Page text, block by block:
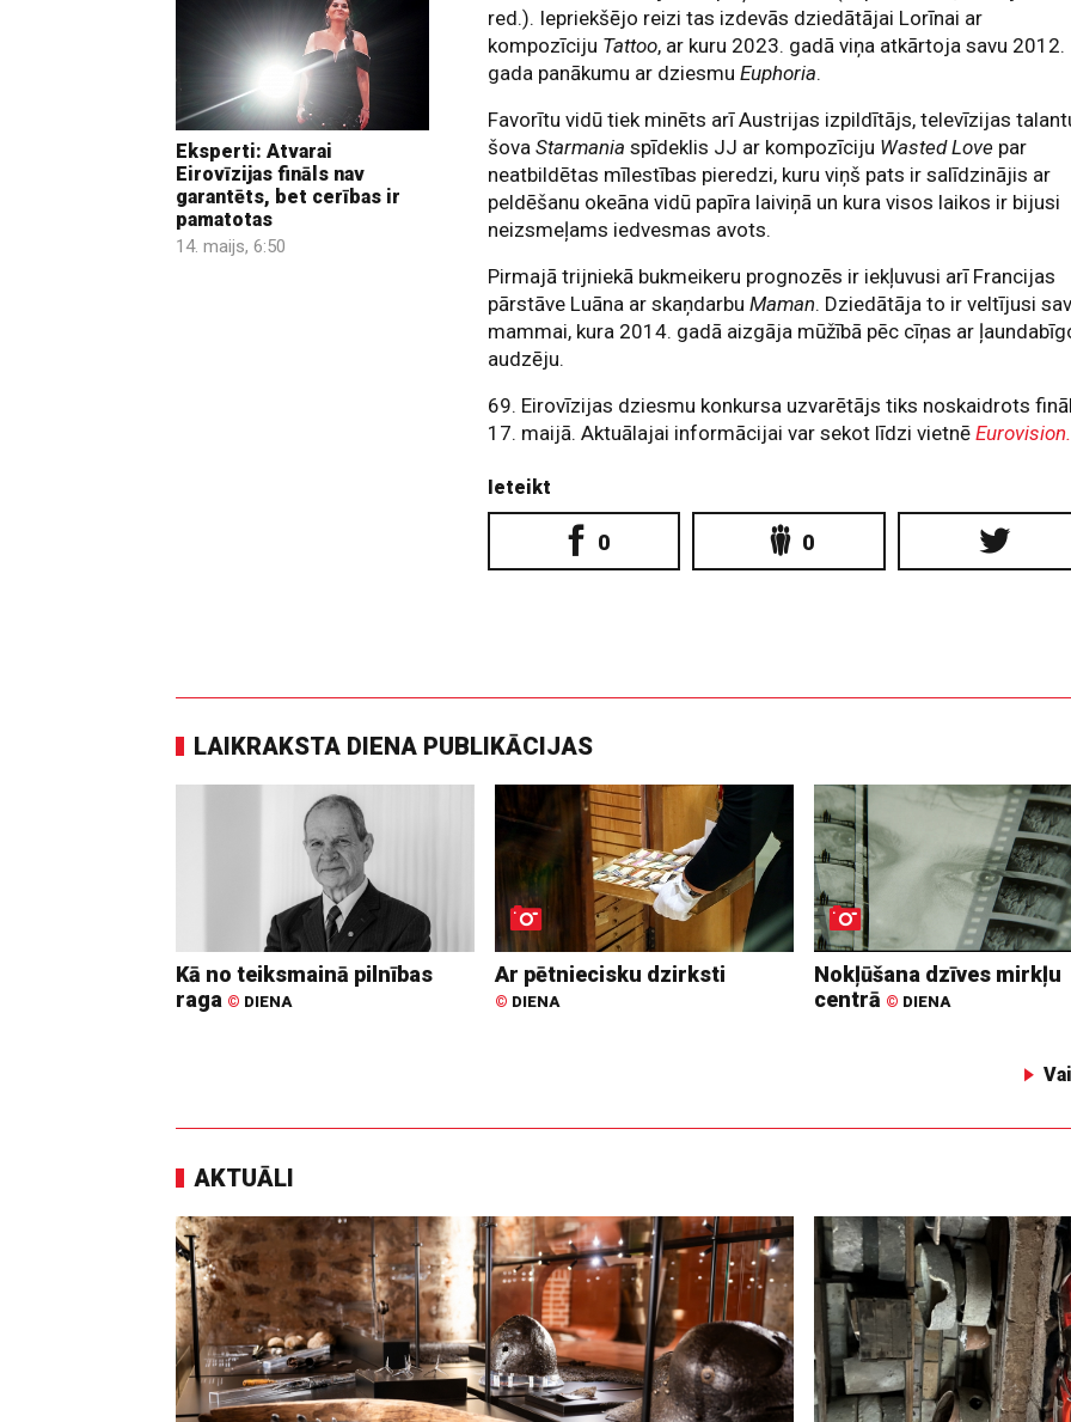
Eksperti: Atvarai
Eirovīzijas fināls nav
garantēts, bet cerības ir
pamatotas
14. maijs, 6:50
red.). Iepriekšējo reizi tas izdevās dziedātājai Lorīnai ar
kompozīciju Tattoo, ar kuru 2023. gadā viņa atkārtoja savu 2012.
gada panākumu ar dziesmuEuphoria.
Favorītu vidū tiek minēts arī Austrijas izpildītājs, televīzijas
šovaStarmania spīdeklis JJ ar kompozīciju Wasted Love par
neatbildētas mīlestības pieredzi, kuru viņš pats ir salīdzinājis ar
peldēšanu okeāna vidū papīra laiviņā un kura visos laikos ir bijusi
neizsmeļams iedvesmas avots.
Pirmajā trijniekā bukmeikeru prognozēs ir iekļuvusi arī Francijas
pārstāve Luāna ar skaņdarbuMaman. Dziedātāja to ir veltījusi
mammai, kura 2014. gadā aizgāja mūžībā pēc cīņas ar
audzēju.
69. Eirovīzijas dziesmu konkursa uzvarētājs tiks noskaidrots
17. maijā. Aktuālajai informācijai var sekot līdzi vietnē
Ieteikt
0 0
LAIKRAKSTA DIENA PUBLIKĀCIJAS
Kā no teiksmainā pilnības
raga © DIENA
Ar pētniecisku dzirksti
© DIENA
Nokļūšana dzīves mirkļu
centrā © DIENA
AKTUĀLI